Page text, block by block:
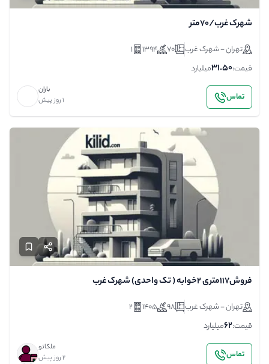
شهرک غرب/۷۰متر
تهران - شهرک غرب 70
1394
1
قیمت:31.50میلیارد
تماس
باران
1 روز پیش
فروش۱۱۷متری ۲خوابه ( تک واحدی) شهرک غرب
تهران - شهرک غرب 98
1405
2
قیمت:62میلیارد
تماس
ملکاتو
2 روز پیش